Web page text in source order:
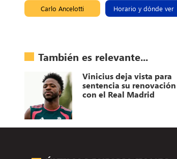
Carlo Ancelotti Horario y dónde ver
También es relevante...
Vinicius deja vista para
sentencia su renovación
con el Real Madrid